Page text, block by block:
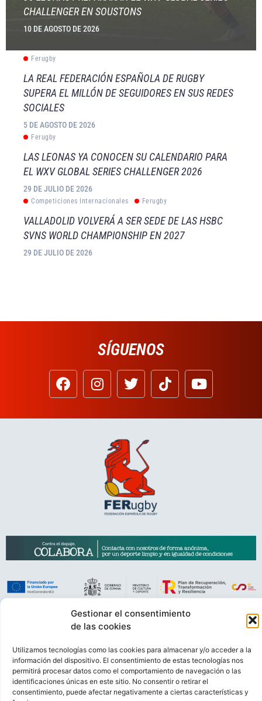
Gestionar el consentimiento
de las cookies
Utilizamos tecnologías como las cookies para almacenar y/o acceder a la
información del dispositivo. El consentimiento de estas tecnologías nos
permitirá procesar datos como el comportamiento de navegación o las
identificaciones únicas en este sitio. No consentir o retirar el
consentimiento, puede afectar negativamente a ciertas características y
CHALLENGER EN SOUSTONS
10 DE AGOSTO DE 2026
Ferugby
LA REAL FEDERACIÓN ESPAÑOLA DE RUGBY
SUPERA EL MILLÓN DE SEGUIDORES EN SUS REDES
SOCIALES
5 DE AGOSTO DE 2026
Ferugby
LAS LEONAS YA CONOCEN SU CALENDARIO PARA
EL WXV GLOBAL SERIES CHALLENGER 2026
29 DE JULIO DE 2026
Competiciones Internacionales Ferugby
VALLADOLID VOLVERÁ A SER SEDE DE LAS HSBC
SVNS WORLD CHAMPIONSHIP EN 2027
29 DE JULIO DE 2026
SÍGUENOS
VIDEOCONFERENCIASPOLÍTICA DE PRIVACIDAD
CONTACTO
© FEDERACIÓN ESPAÑOLA DE RUGBY 2023.
DESARROLLADO POR TOOOLS.